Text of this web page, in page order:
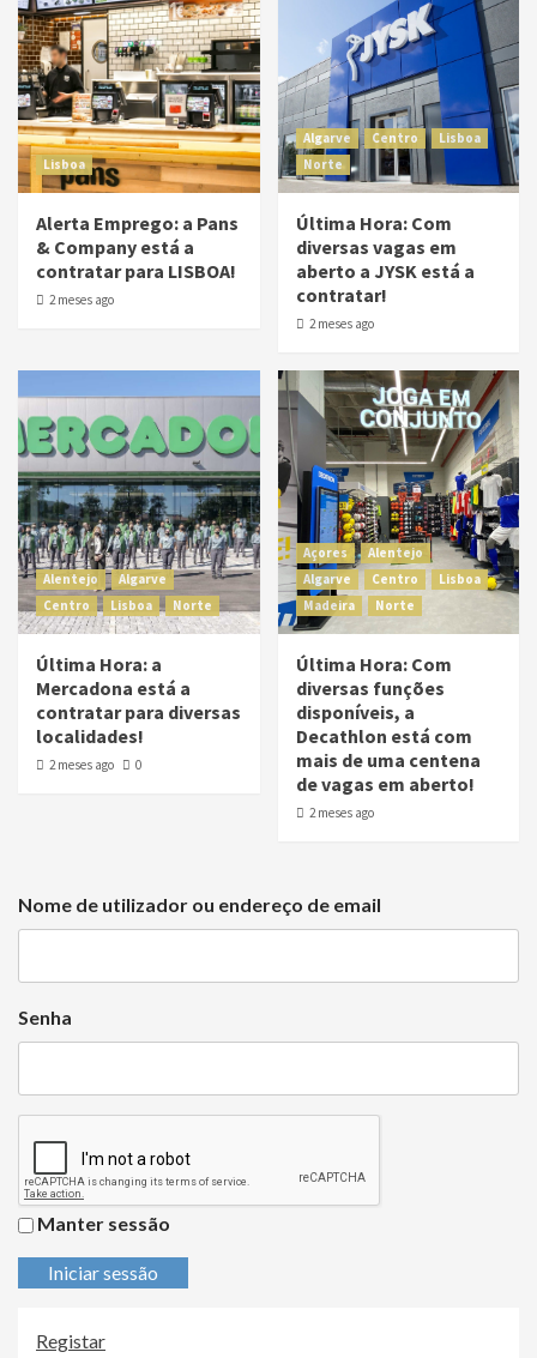
Lisboa
Alerta Emprego: a Pans
& Company está a
contratar para LISBOA!
2 meses ago
Algarve Centro
Lisboa
Norte
Última Hora: Com
diversas vagas em
aberto a JYSK está a
contratar!
2 meses ago
Alentejo
Algarve
Centro
Lisboa Norte
Última Hora: a
Mercadona está a
contratar para diversas
localidades!
2 meses ago 0
Açores
Alentejo
Algarve
Centro
Lisboa
Madeira
Norte
Última Hora: Com
diversas funções
disponíveis, a
Decathlon está com
mais de uma centena
de vagas em aberto!
2 meses ago
Nome de utilizador ou endereço de email
Senha
Manter sessão
Iniciar sessão
Registar